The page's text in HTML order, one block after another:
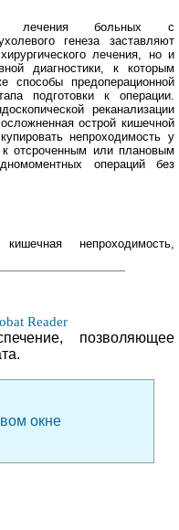
лечения больных с
генеза заставляют
лечения, но и
диагностики, к которым
способы предоперационной
подготовки к операции.
реканализации
острой кишечной
непроходимость у
отсроченным или плановым
операций без
непроходимость,
Reader
позволяющее
окне